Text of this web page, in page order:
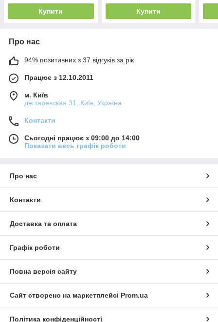
Купити Купити
Про нас
94% позитивних з 37 відгуків за рік
Працює з 12.10.2011
м. Київ
дегтяревская 31, Київ, Україна
Контакти
Сьогодні працює з 09:00 до 14:00
Показати весь графік роботи
Про нас
Контакти
Доставка та оплата
Графік роботи
Повна версія сайту
Сайт створено на маркетплейсі Prom.ua
Політика конфіденційності